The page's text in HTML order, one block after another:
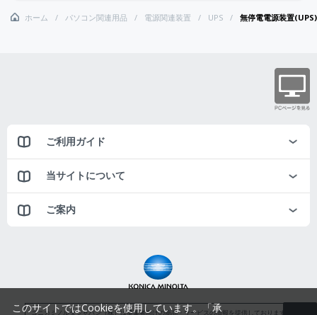
ホーム パソコン関連用品 電源関連装置 UPS 無停電電源装置(UPS)
ご利用ガイド
当サイトについて
ご案内
コニカミノルタジャパン（株）は事業者向けの商品・サービスの情報を提供しております
このサイトではCookieを使用しています。「承